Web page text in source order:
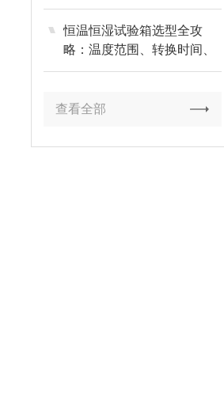
恒温恒湿试验箱选型全攻
略：温度范围、转换时间、
品牌实战解析
查看全部